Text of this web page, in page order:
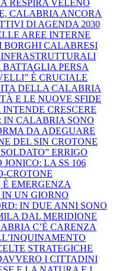
RESPIRA VELENO
CALABRIA ANCORA
DI AGENDA 2030
AREE INTERNE
BORGHI CALABRESI
PERSA
È CRUCIALE
DELLA CALABRIA
E LE NUOVE SFIDE
CRESCERE
IN CALABRIA SONO
DA ADEGUARE
DEL SIN CROTONE
ERRIGO
JONICO: LA SS 106
CROTONE
EMERGENZA
UN GIORNO
IN DUE ANNI SONO
DAL MERIDIONE
C’È CARENZA
STRATEGICHE
I CITTADINI